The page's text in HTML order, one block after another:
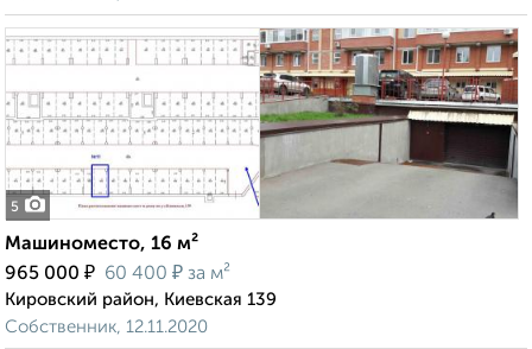
5
Машиноместо, 16 м²
965 000 ₽ 60 400 ₽ за м²
Кировский район, Киевская 139
Собственник, 12.11.2020